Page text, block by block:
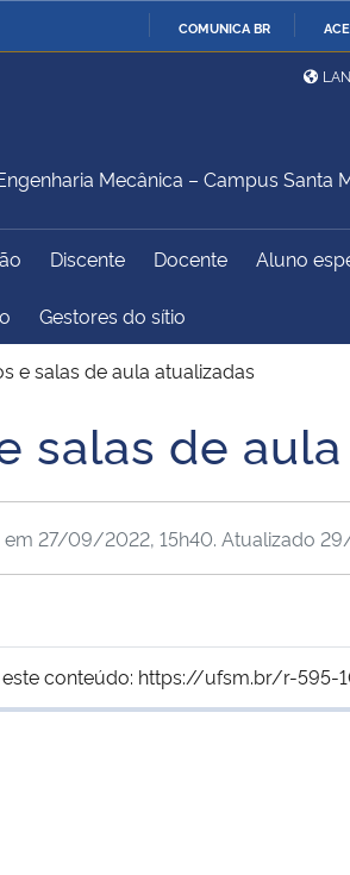
COMUNICA BR
Ministério da Defesa
Ministério
Exteriores
Desenvolvimento Regional
Mecânica – Campus Santa
Discente Docente Aluno
Gestores do sítio
e salas de aula atualizadas
salas de
27/09/2022, 15h40. Atualizado
conteúdo: https://ufsm.br/r-595-